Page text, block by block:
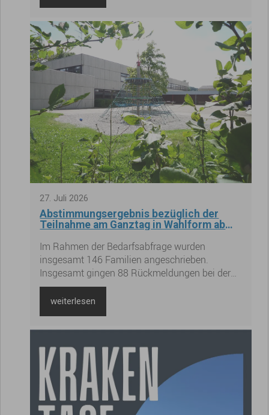
27. Juli 2026
Abstimmungsergebnis bezüglich der
Teilnahme am Ganztag in Wahlform ab
Im Rahmen der Bedarfsabfrage wurden
insgesamt 146 Familien angeschrieben.
Insgesamt gingen 88 Rückmeldungen bei der
Gemeindeverwaltung ein. Dies entspricht einer
Rücklaufquote von 78,57 % ohne
weiterlesen